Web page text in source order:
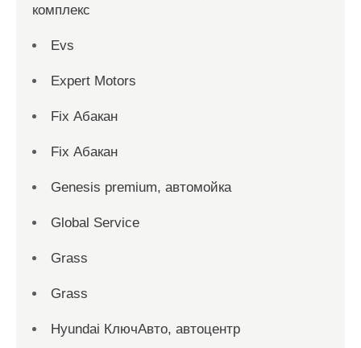
комплекс
Evs
Expert Motors
Fix Абакан
Fix Абакан
Genesis premium, автомойка
Global Service
Grass
Grass
Hyundai КлючАвто, автоцентр